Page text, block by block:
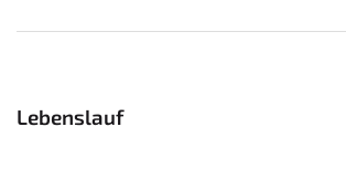
Lebenslauf